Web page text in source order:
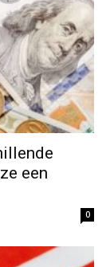
een
0